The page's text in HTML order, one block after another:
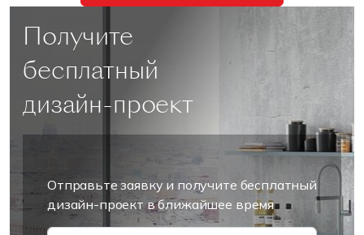
Получите
бесплатный
дизайн-проект
Отправьте заявку и получите бесплатный
дизайн-проект в ближайшее время